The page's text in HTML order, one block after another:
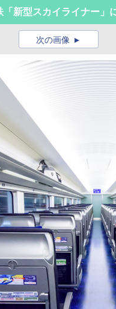
新型スカイライナー」
次の画像